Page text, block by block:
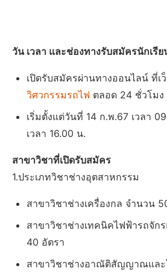
วัน เวลา และช่องทางรับสมัครนักเรี
เปิดรับสมัครผ่านทางออนไลน์ ที่เ
วิศวกรรมรถไฟ ตลอด 24 ชั่วโมง
เริ่มตั้งแต่วันที่ 14 ก.พ.67 เวลา
เวลา 16.00 น.
สาขาวิชาที่เปิดรับสมัคร
1.ประเภทวิชาช่างอุตสาหกรรม
สาขาวิชาช่างเครื่องกล จำนวน
สาขาวิชาช่างเทคนิคไฟฟ้ารถจัก
40 อัตรา
สาขาวิชาช่างอาณัติสัญญาณแล